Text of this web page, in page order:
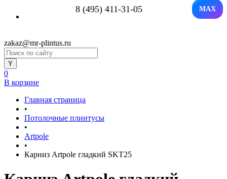
8 (495) 411-31-05 MAX
zakaz@mr-plintus.ru
0
В корзине
Главная страница
•
Потолочные плинтусы
•
Artpole
•
Карниз Artpole гладкий SKT25